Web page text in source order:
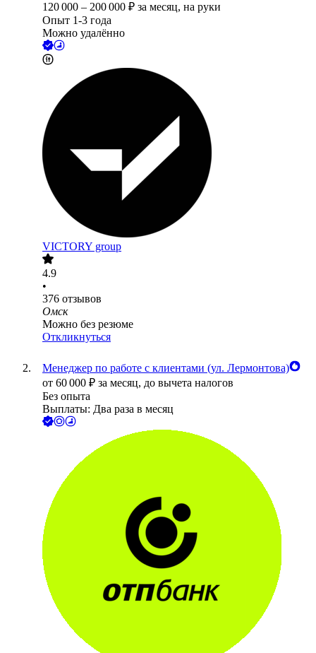
120 000 – 200 000 ₽ за месяц, на руки
Опыт 1-3 года
Можно удалённо
VICTORY group
4.9
•
376 отзывов
Омск
Можно без резюме
Откликнуться
Менеджер по работе с клиентами (ул. Лермонтова)
от 60 000 ₽ за месяц, до вычета налогов
Без опыта
Выплаты: Два раза в месяц